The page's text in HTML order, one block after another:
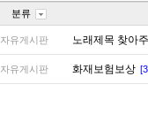
분류
자유게시판 노래제목 찾아
자유게시판 화재보험보상